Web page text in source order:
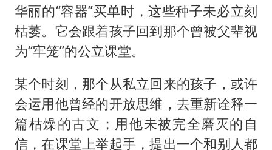
华丽的“容器”买单时，这些种子未必立刻
枯萎。它会跟着孩子回到那个曾被父辈视
为“牢笼”的公立课堂。
某个时刻，那个从私立回来的孩子，或许
会运用他曾经的开放思维，去重新诠释一
篇枯燥的古文；用他未被完全磨灭的自
信，在课堂上举起手，提出一个和别人都